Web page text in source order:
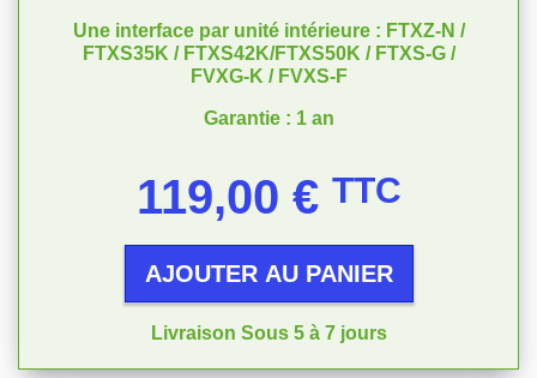
Une interface par unité intérieure : FTXZ-N /
FTXS35K / FTXS42K/FTXS50K / FTXS-G /
FVXG-K / FVXS-F
Garantie : 1 an
119,00 € TTC
AJOUTER AU PANIER
Livraison Sous 5 à 7 jours